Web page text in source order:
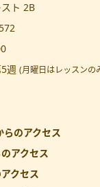
ト 2B
週 (月曜日はレッスンの
らのアクセス
アクセス
クセス